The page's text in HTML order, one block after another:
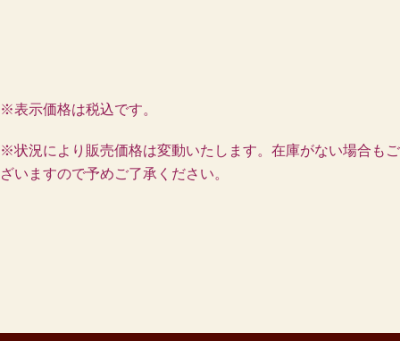
※表示価格は税込です。
※状況により販売価格は変動いたします。在庫がない場合もご
ざいますので予めご了承ください。